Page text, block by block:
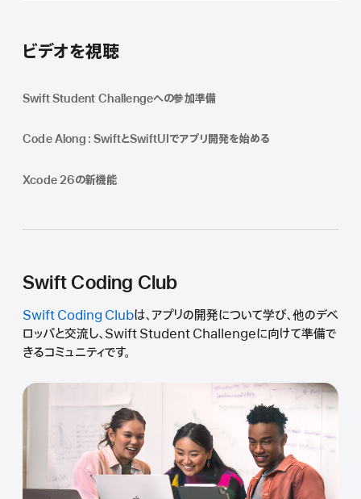
ビデオを視聴
Swift Student Challengeへの参加準備
Code Along：SwiftとSwiftUIでアプリ開発を始める
Xcode 26の新機能
Swift Coding Club
Swift Coding Clubは、アプリの開発について学び、他のデベ
ロッパと交流し、Swift Student Challengeに向けて準備で
きるコミュニティです。